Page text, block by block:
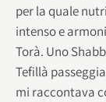
per la quale
intenso e
Torà. Uno
Tefillà
mi raccontava